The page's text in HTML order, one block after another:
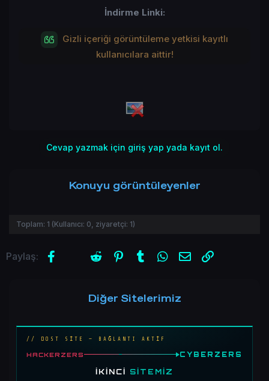
İndirme Linki:
Gizli içeriği görüntüleme yetkisi kayıtlı
kullanıcılara aittir!
Cevap yazmak için giriş yap yada kayıt ol.
Konuyu görüntüleyenler
Toplam: 1 (Kullanıcı: 0, ziyaretçi: 1)
Paylaş: FacebookX (Twitter)
Reddit PinterestTumblr WhatsApp
E-posta
Diğer Sitelerimiz
// DOST SİTE — BAĞLANTI AKTİF
HACKERZERS CYBERZERS
İKINCI SITEMIZ